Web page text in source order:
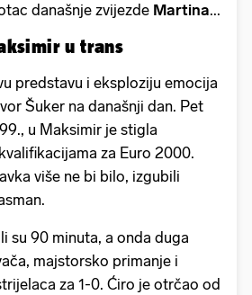
današnje zvijezde Martina...
u trans
predstavu i eksploziju emocija
Šuker na današnji dan. Pet
u Maksimir je stigla
za Euro 2000.
više ne bi bilo, izgubili
su 90 minuta, a onda duga
majstorsko primanje i
za 1-0. Ćiro je otrčao od